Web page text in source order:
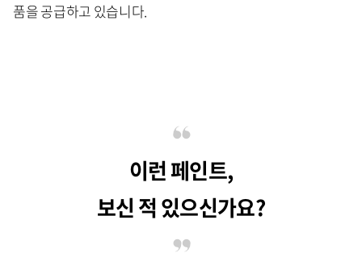
품을 공급하고 있습니다.
이런 페인트,
보신 적 있으신가요?